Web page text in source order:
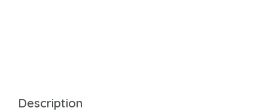
Description